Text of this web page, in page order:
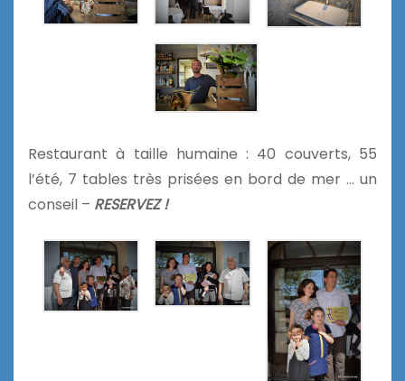
Restaurant à taille humaine : 40 couverts, 55
l’été, 7 tables très prisées en bord de mer … un
conseil – RESERVEZ !